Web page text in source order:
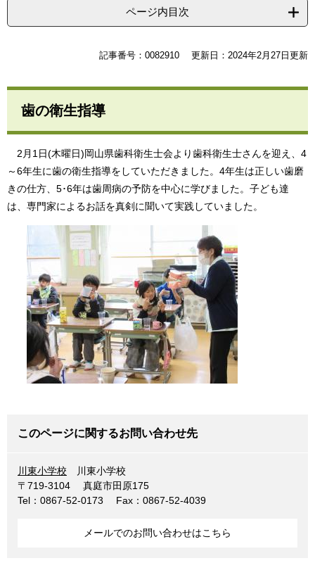
ページ内目次
記事番号：0082910 更新日：2024年2月27日更新
歯の衛生指導
2月1日(木曜日)岡山県歯科衛生士会より歯科衛生士さんを迎え、4
～6年生に歯の衛生指導をしていただきました。4年生は正しい歯磨
きの仕方、5･6年は歯周病の予防を中心に学びました。子ども達
は、専門家によるお話を真剣に聞いて実践していました。
このページに関するお問い合わせ先
川東小学校
川東小学校
〒719-3104
真庭市田原175
Tel：0867-52-0173
Fax：0867-52-4039
メールでのお問い合わせはこちら